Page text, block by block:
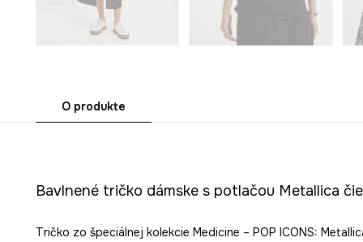
O produkte
Bavlnené tričko dámske s potlačou Metallica
Tričko zo špeciálnej kolekcie Medicine – POP ICONS: